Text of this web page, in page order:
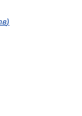
)